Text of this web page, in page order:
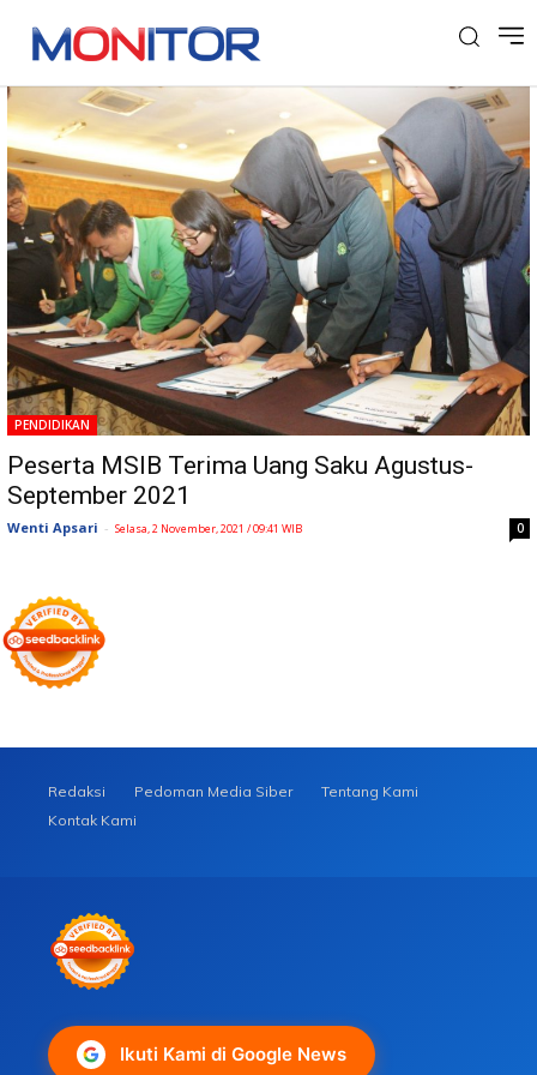
Tag: MSIB
PENDIDIKAN
Peserta MSIB Terima Uang Saku Agustus-
September 2021
Wenti Apsari - Selasa, 2 November, 2021 / 09:41 WIB 0
Redaksi Pedoman Media Siber
Tentang Kami
Kontak Kami
Ikuti Kami di Google News